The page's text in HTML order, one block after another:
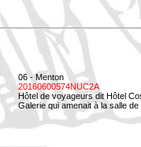
06 - Menton
20160600574NUC2A
Hôtel de voyageurs dit Hôtel
Galerie qui amenait à la salle